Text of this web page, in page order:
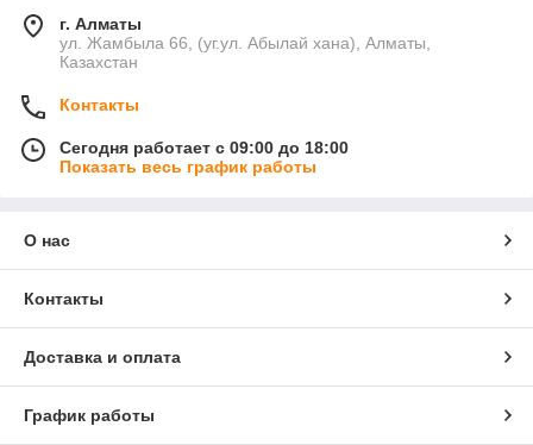
г. Алматы
ул. Жамбыла 66, (уг.ул. Абылай хана), Алматы,
Казахстан
Контакты
Сегодня работает с 09:00 до 18:00
Показать весь график работы
О нас
Контакты
Доставка и оплата
График работы